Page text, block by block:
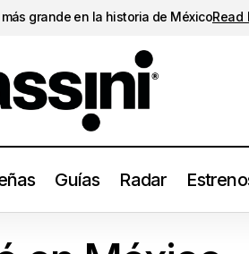
grande en la historia de MéxicoRead
Guías Radar
en México fuera de las grandes